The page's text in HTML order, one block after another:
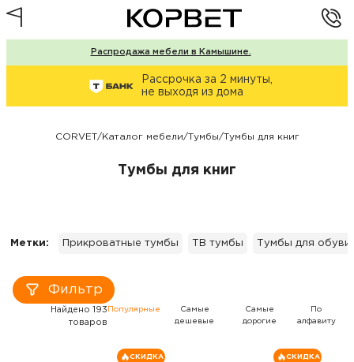
Распродажа мебели в Камышине.
Рассрочка за 2 минуты,
не выходя из дома
CORVET/Каталог мебели/Тумбы/Тумбы для книг
Тумбы для книг
Метки: Прикроватные тумбы ТВ тумбы Тумбы для обуви
Фильтр
Найдено 193
товаров
Популярные
Самые
дешевые
Самые
дорогие
По
алфавиту
СКИДКА СКИДКА